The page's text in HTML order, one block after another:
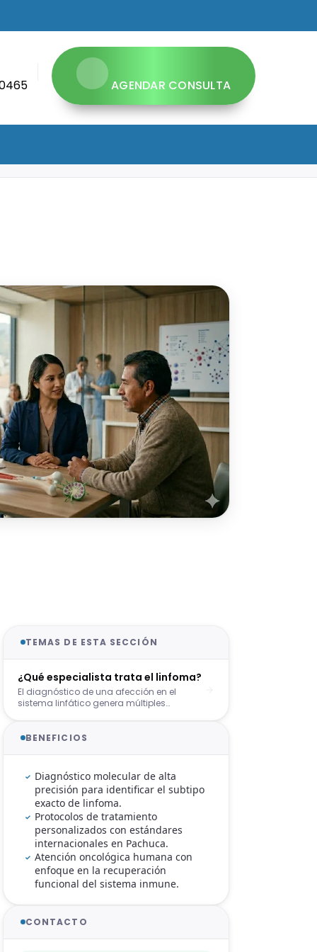
AGENDAR CONSULTA
TEMAS DE ESTA SECCIÓN
¿Qué especialista trata el linfoma?
El diagnóstico de una afección en el
sistema linfático genera múltiples
más urgentes para los pacientes y sus
En nuestra consulta en Pachuca,
ofrecemos un enfoque especializado para
abordar esta patología con los protocolos
más actuales en oncología y
hematología.
BENEFICIOS
Diagnóstico molecular de alta
precisión para identificar el subtipo
exacto de linfoma.
Protocolos de tratamiento
personalizados con estándares
internacionales en Pachuca.
Atención oncológica humana con
enfoque en la recuperación
funcional del sistema inmune.
CONTACTO